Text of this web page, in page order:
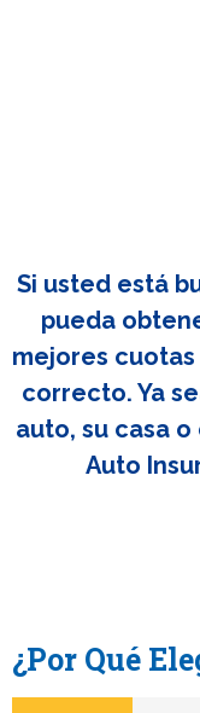
Si usted está
pueda
mejores
correcto. Ya
auto, su casa
Auto
¿Por Qué